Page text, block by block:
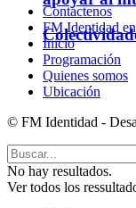
Contáctenos
FM Identidad
Inicio
Programación
Quienes somos
Ubicación
© FM Identidad -
No hay resultados.
Ver todos los